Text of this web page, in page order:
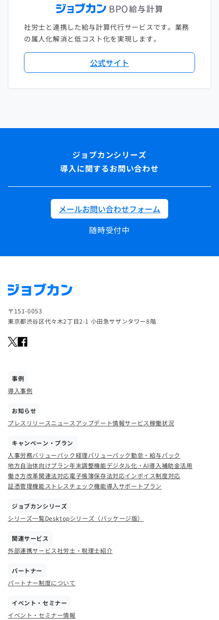
社労士と連携した給与計算代行サービスです。業務
の属人化解消と低コスト化を実現します。
公式サイト
導入に関するお問い合わせ
メールお問い合わせフォーム
随時受付中
〒151-0053
東京都渋谷区代々木2丁目2-1 小田急サザンタワー8階
事例
導入事例
お知らせ
プレスリリースニュース アップデート情報サービス稼働状況
キャンペーン・プラン
人事労務バリューパック経理バリューパック勤怠・給与パック
地方自治体向けプラン年末調整機能デジタル化・AI導入補助金活用
働き方改革関連法対応電子帳簿保存法対応インボイス制度対応
証憑管理機能ストレスチェック機能導入サポートプラン
ジョブカンシリーズ
シリーズ一覧Desktopシリーズ（パッケージ版）
関連サービス
外部連携サービス社労士・税理士紹介
パートナー
パートナー制度について
イベント・セミナー
イベント・セミナー情報